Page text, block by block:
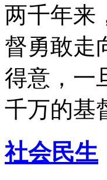
两千年来
督勇敢走
得意，一
千万的基
社会民生